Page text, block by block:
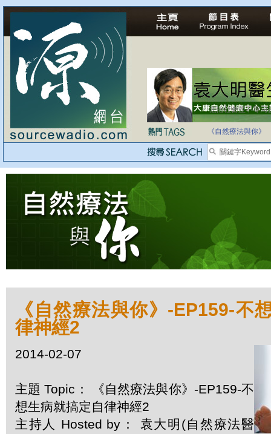
法治社會並不等同
自家教育合法化-
《自然療法與你》
《自然療法與你》-EP159-不
律神經2
2014-02-07
主題 Topic： 《自然療法與你》-EP159-不
想生病就搞定自律神經2
主持人 Hosted by： 袁大明(自然療法醫